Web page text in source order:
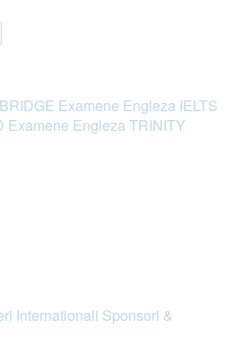
Examene Engleza IELTS
Examene Engleza TRINITY
Internationali Sponsori &